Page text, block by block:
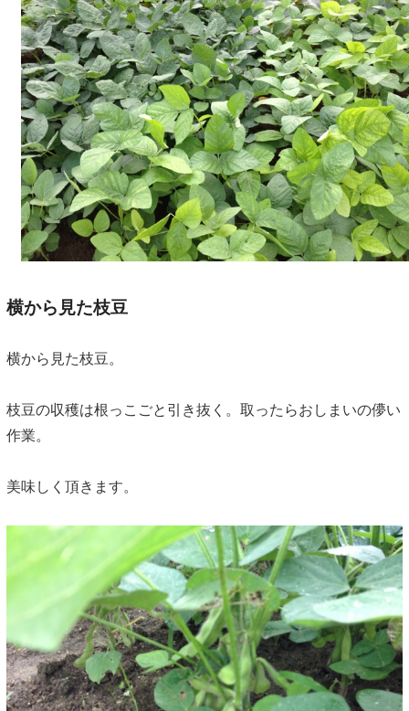
横から見た枝豆
横から見た枝豆。
枝豆の収穫は根っこごと引き抜く。取ったらおしまいの儚い
作業。
美味しく頂きます。